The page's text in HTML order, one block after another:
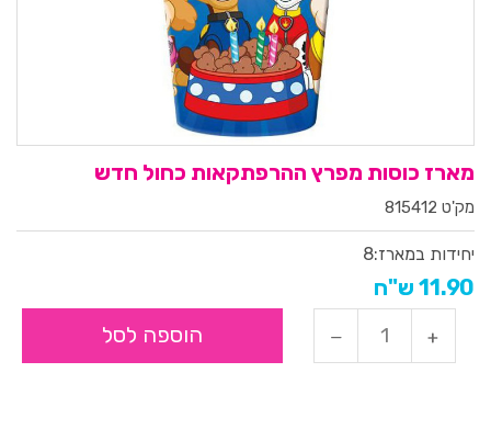
מארז כוסות מפרץ ההרפתקאות כחול חדש
מק'ט 815412
יחידות במארז:8
11.90 ש"ח
הוספה לסל